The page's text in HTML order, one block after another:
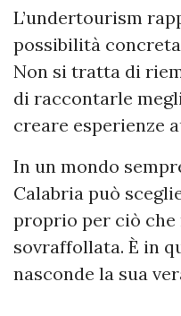
L’undertourism
possibilità
Non si tratta di
di raccontarle
creare esperienze
In un mondo
Calabria può
proprio per ciò che
sovraffollata. È in
nasconde la sua